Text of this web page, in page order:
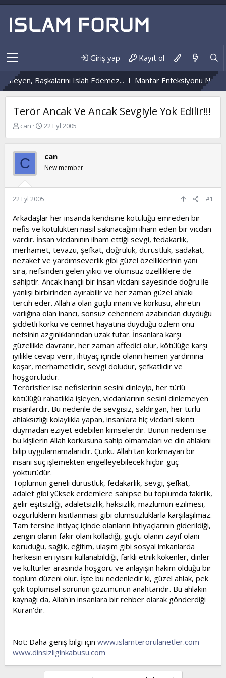
Giriş yap Kayıt ol
Başkalarını Islah Edemez... Mantar Enfeksiyonu Nedir?
Terör Ancak Ve Ancak Sevgiyle Yok Edilir!!!
K
b
u
y
u
b
a
l
a
t
a
n
can
B
a
n
ı
ç
a
i
h
i
22 Eyl 2005
C can
New member
22 Eyl 2005 #1
Arkadaşlar her insanda kendisine kötülüğü emreden bir
nefis ve kötülükten nasıl sakınacağını ilham eden bir vicdan
vardır. İnsan vicdanının ilham ettiği sevgi, fedakarlık,
merhamet, tevazu, şefkat, doğruluk, dürüstlük, sadakat,
nezaket ve yardımseverlik gibi güzel özelliklerinin yanı
sıra, nefsinden gelen yıkıcı ve olumsuz özelliklere de
sahiptir. Ancak inançlı bir insan vicdanı sayesinde doğru ile
yanlışı birbirinden ayırabilir ve her zaman güzel ahlakı
tercih eder. Allah'a olan güçlü imanı ve korkusu, ahiretin
varlığına olan inancı, sonsuz cehennem azabından duyduğu
şiddetli korku ve cennet hayatına duyduğu özlem onu
nefsinin azgınlıklarından uzak tutar. İnsanlara karşı
güzellikle davranır, her zaman affedici olur, kötülüğe karşı
iyilikle cevap verir, ihtiyaç içinde olanın hemen yardımına
koşar, merhametlidir, sevgi doludur, şefkatlidir ve
hoşgörülüdür.
Teröristler ise nefislerinin sesini dinleyip, her türlü
kötülüğü rahatlıkla işleyen, vicdanlarının sesini dinlemeyen
insanlardır. Bu nedenle de sevgisiz, saldırgan, her türlü
ahlaksızlığı kolaylıkla yapan, insanlara hiç vicdani sıkıntı
duymadan eziyet edebilen kimselerdir. Bunun nedeni ise
bu kişilerin Allah korkusuna sahip olmamaları ve din ahlakını
bilip uygulamamalarıdır. Çünkü Allah'tan korkmayan bir
insanı suç işlemekten engelleyebilecek hiçbir güç
yokturüdür.
Toplumun geneli dürüstlük, fedakarlık, sevgi, şefkat,
adalet gibi yüksek erdemlere sahipse bu toplumda fakirlik,
gelir eşitsizliği, adaletsizlik, haksızlık, mazlumun ezilmesi,
özgürlüklerin kısıtlanması gibi olumsuzluklarla karşılaşılmaz.
Tam tersine ihtiyaç içinde olanların ihtiyaçlarının giderildiği,
zengin olanın fakir olanı kolladığı, güçlü olanın zayıf olanı
koruduğu, sağlık, eğitim, ulaşım gibi sosyal imkanlarda
herkesin en iyisini kullanabildiği, farklı etnik kökenler, dinler
ve kültürler arasında hoşgörü ve anlayışın hakim olduğu bir
toplum düzeni olur. İşte bu nedenledir ki, güzel ahlak, pek
çok toplumsal sorunun çözümünün anahtarıdır. Bu ahlakın
kaynağı da, Allah'ın insanlara bir rehber olarak gönderdiği
Kuran'dır.
Not: Daha geniş bilgi için www.islamterorulanetler.com
www.dinsizliginkabusu.com